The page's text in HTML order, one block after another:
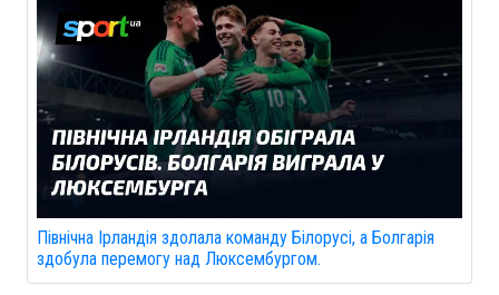
Північна Ірландія здолала команду Білорусі, а Болгарія
здобула перемогу над Люксембургом.